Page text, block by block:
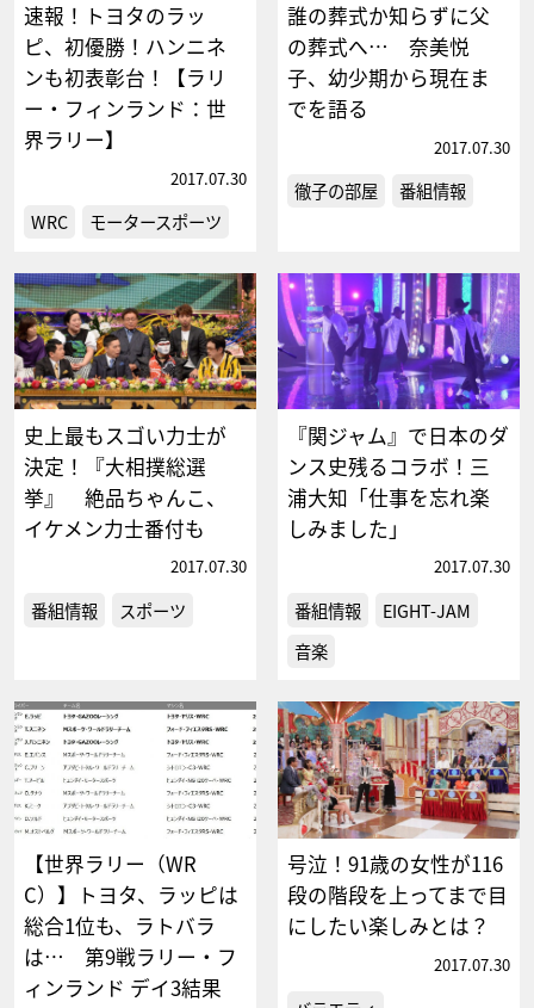
速報！トヨタのラッ
ピ、初優勝！ハンニネ
ンも初表彰台！【ラリ
ー・フィンランド：世
界ラリー】
2017.07.30
WRC モータースポーツ
誰の葬式か知らずに父
の葬式へ… 奈美悦
子、幼少期から現在ま
でを語る
2017.07.30
徹子の部屋 番組情報
史上最もスゴい力士が
決定！『大相撲総選
挙』 絶品ちゃんこ、
イケメン力士番付も
2017.07.30
番組情報 スポーツ
『関ジャム』で日本のダ
ンス史残るコラボ！三
浦大知「仕事を忘れ楽
しみました」
2017.07.30
番組情報
EIGHT-JAM
音楽
【世界ラリー（WR
C）】トヨタ、ラッピは
総合1位も、ラトバラ
は… 第9戦ラリー・フ
ィンランド デイ3結果
号泣！91歳の女性が116
段の階段を上ってまで目
にしたい楽しみとは？
2017.07.30